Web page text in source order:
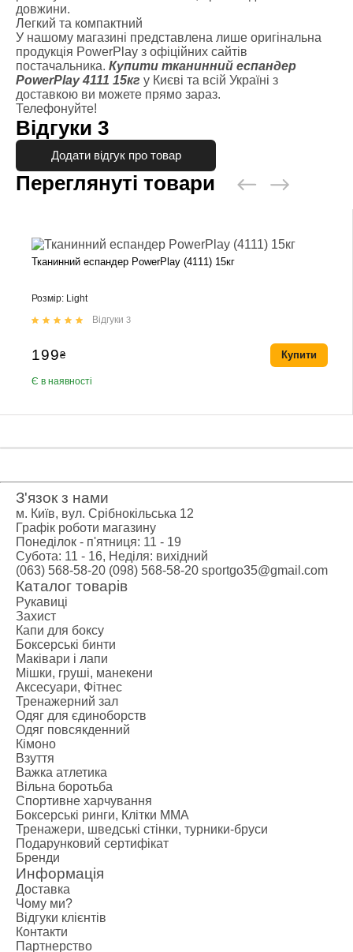
довжини.
Легкий та компактний
У нашому магазині представлена лише оригінальна
продукція PowerPlay з офіційних сайтів
постачальника. Купити тканинний еспандер
PowerPlay 4111 15кг у Києві та всій Україні з
доставкою ви можете прямо зараз.
Телефонуйте!
Відгуки 3
Додати відгук про товар
Переглянуті товари
Тканинний еспандер PowerPlay (4111) 15кг
Розмір: Light
Відгуки3
199₴
Є в наявності
Купити
З'язок з нами
м. Київ, вул. Срібнокільська 12
Графік роботи магазину
Понеділок - п'ятниця: 11 - 19
Субота: 11 - 16, Неділя: вихідний
(063) 568-58-20 (098) 568-58-20 sportgo35@gmail.com
Каталог товарів
Рукавиці
Захист
Капи для боксу
Боксерські бинти
Маківари і лапи
Мішки, груші, манекени
Аксесуари, Фітнес
Тренажерний зал
Одяг для єдиноборств
Одяг повсякденний
Кімоно
Взуття
Важка атлетика
Вільна боротьба
Спортивне харчування
Боксерські ринги, Клітки ММА
Тренажери, шведські стінки, турники-бруси
Подарунковий сертифікат
Бренди
Информація
Доставка
Чому ми?
Відгуки клієнтів
Контакти
Партнерство